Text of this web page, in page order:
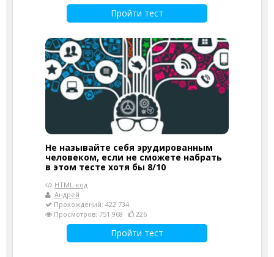
Пройти тест
Не называйте себя эрудированным
человеком, если не сможете набрать
в этом тесте хотя бы 8/10
HTML-код
Андрей
Прохождений: 422 734
Просмотров: 751 968
226
Пройти тест